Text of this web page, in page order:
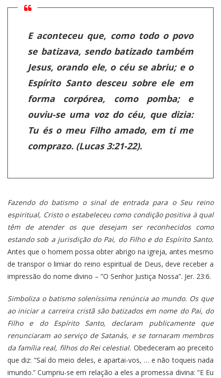
E aconteceu que, como todo o povo
se batizava, sendo batizado também
Jesus, orando ele, o céu se abriu; e o
Espírito Santo desceu sobre ele em
forma corpórea, como pomba; e
ouviu-se uma voz do céu, que dizia:
Tu és o meu Filho amado, em ti me
comprazo. (Lucas 3:21-22).
Fazendo do batismo o sinal de entrada para o Seu reino
espiritual, Cristo o estabeleceu como condição positiva à qual
têm de atender os que desejam ser reconhecidos como
estando sob a jurisdição do Pai, do Filho e do Espírito Santo.
Antes que o homem possa obter abrigo na igreja, antes mesmo
de transpor o limiar do reino espiritual de Deus, deve receber a
impressão do nome divino – ”O Senhor Justiça Nossa”. Jer. 23:6.
Simboliza o batismo soleníssima renúncia ao mundo. Os que
ao iniciar a carreira cristã são batizados em nome do Pai, do
Filho e do Espírito Santo, declaram publicamente que
renunciaram ao serviço de Satanás, e se tornaram membros
da família real, filhos do Rei celestial. Obedeceram ao preceito
que diz: ”Saí do meio deles, e apartai-vos, … e não toqueis nada
imundo.” Cumpriu-se em relação a eles a promessa divina: ”E Eu